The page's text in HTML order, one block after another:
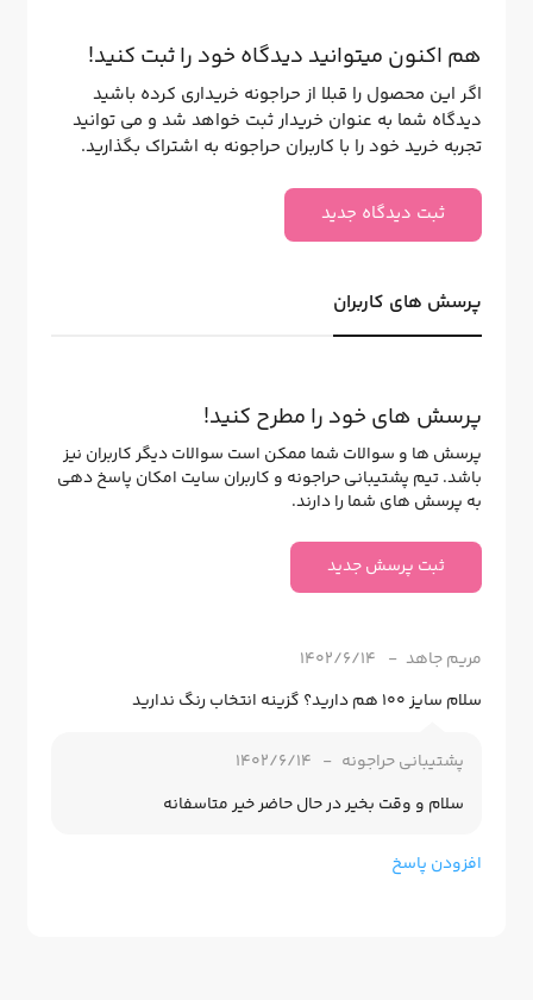
هم اکنون میتوانید دیدگاه خود را ثبت کنید!
اگر این محصول را قبلا از حراجونه خریداری کرده باشید
دیدگاه شما به عنوان خریدار ثبت خواهد شد و می توانید
تجربه خرید خود را با کاربران حراجونه به اشتراک بگذارید.
ثبت دیدگاه جدید
پرسش های کاربران
پرسش های خود را مطرح کنید!
پرسش ها و سوالات شما ممکن است سوالات دیگر کاربران نیز
باشد. تیم پشتیبانی حراجونه و کاربران سایت امکان پاسخ دهی
به پرسش های شما را دارند.
ثبت پرسش جدید
مریم جاهد
1402/6/14
سلام سایز ۱۰۰ هم دارید؟ گزینه انتخاب رنگ ندارید
پشتیبانی حراجونه
1402/6/14
سلام و وقت بخیر در حال حاضر خیر متاسفانه
افزودن پاسخ